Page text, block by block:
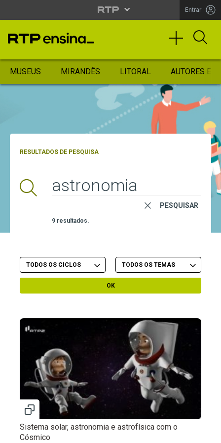
Entrar
MUSEUS MIRANDÊS LITORAL AUTORES
RESULTADOS DE PESQUISA
Pesquisar
PESQUISAR
9 resultados.
Filtrar por Ciclo Filtrar por Tema
OK
Sistema solar, astronomia e astrofísica com o
Cósmico